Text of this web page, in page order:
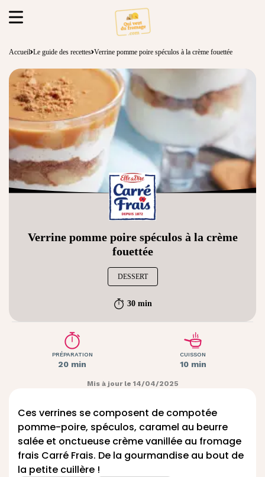
Accueil Le guide des recettes Verrine pomme poire spéculos à la crème fouettée
Verrine pomme poire spéculos à la crème
fouettée
DESSERT
30 min
PRÉPARATION
20 min
CUISSON
10 min
Mis à jour le 14/04/2025
Ces verrines se composent de compotée
pomme-poire, spéculos, caramel au beurre
salée et onctueuse crème vanillée au fromage
frais Carré Frais. De la gourmandise au bout de
la petite cuillère !